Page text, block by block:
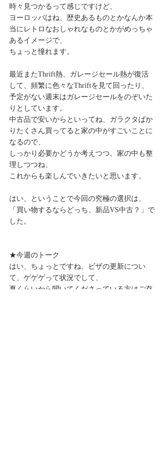
時々見つかるって感じですけど、
ヨーロッパはね、歴史あるものとかなんか本
当にレトロなおしゃれなものとかがめっちゃ
あるイメージで、
ちょっと憧れます。
最近またThrift熱、ガレージセール熱が復活
して、頻繁に色々なThriftを見て回ったり、
予定がない週末はガレージセールをのぞいた
りとしています。
中古品で安いからといってね、ガラクタばか
りたくさん買ってると家の中がすごいことに
なるので、
しっかり必要かどうか考えつつ、家の中も整
理しつつね、
これからも楽しんでいきたいと思います。
はい、ということで今回の究極の選択は、
「買い物するならどっち、新品VS中古？」で
した。
★今週のトーク
はい、ちょっとですね、ビザの更新につい
て、ゲゲゲって状況でして、
夏くらいから聞いてくださっている方はご存